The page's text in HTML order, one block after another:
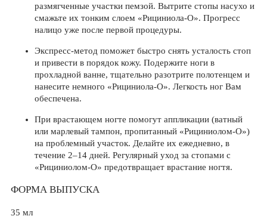
размягченные участки пемзой. Вытрите стопы насухо и
смажьте их тонким слоем «Рициниола-О». Прогресс
налицо уже после первой процедуры.
Экспресс-метод поможет быстро снять усталость стоп
и привести в порядок кожу. Подержите ноги в
прохладной ванне, тщательно разотрите полотенцем и
нанесите немного «Рициниола-О». Легкость ног Вам
обеспечена.
При врастающем ногте помогут аппликации (ватный
или марлевый тампон, пропитанный «Рициниолом-О»)
на проблемный участок. Делайте их ежедневно, в
течение 2–14 дней. Регулярный уход за стопами с
«Рициниолом-О» предотвращает врастание ногтя.
ФОРМА ВЫПУСКА
35 мл